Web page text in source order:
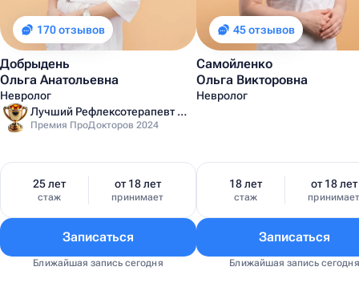
170 отзывов
Добрыдень
Ольга Анатольевна
Невролог
Лучший Рефлексотерапевт Санкт-Петербурга
Премия ПроДокторов 2024
25 лет
стаж
от 18 лет
принимает
Записаться
Ближайшая запись сегодня
45 отзывов
Самойленко
Ольга Викторовна
Невролог
18 лет
стаж
от 18 лет
принимает
Записаться
Ближайшая запись сегодня